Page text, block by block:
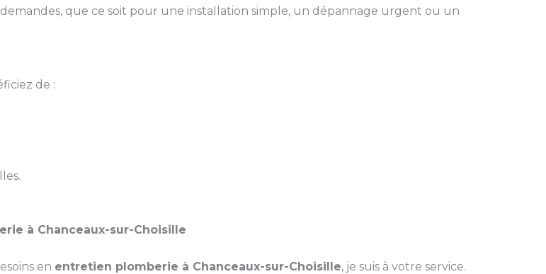
que ce soit pour une installation simple, un dépannage urgent ou un
de :
à Chanceaux-sur-Choisille
en entretien plomberie à Chanceaux-sur-Choisille, je suis à votre service.